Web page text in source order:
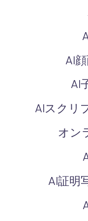
AI
AI
AIスクリ
オン
AI証明